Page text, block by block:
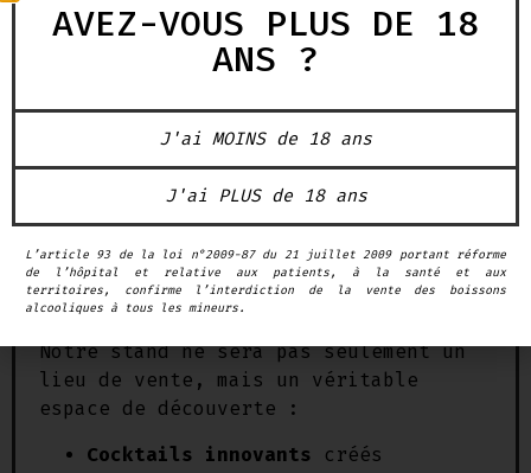
Ramène ta fraise
Cherry-moi
Garde la pêche
Besoin de rien, envie de noix
Cocktails, surprises &
expériences immersives
Notre stand ne sera pas seulement un
lieu de vente, mais un véritable
espace de découverte :
Cocktails innovants créés
AVEZ-VOUS PLUS DE 18
ANS ?
J'ai MOINS de 18 ans
J'ai PLUS de 18 ans
L’article 93 de la loi n°2009-87 du 21 juillet 2009 portant réforme
de l’hôpital et relative aux patients, à la santé et aux
territoires, confirme l’interdiction de la vente des boissons
alcooliques à tous les mineurs.